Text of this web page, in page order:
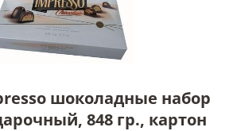
шоколадные набор
848 гр., картон